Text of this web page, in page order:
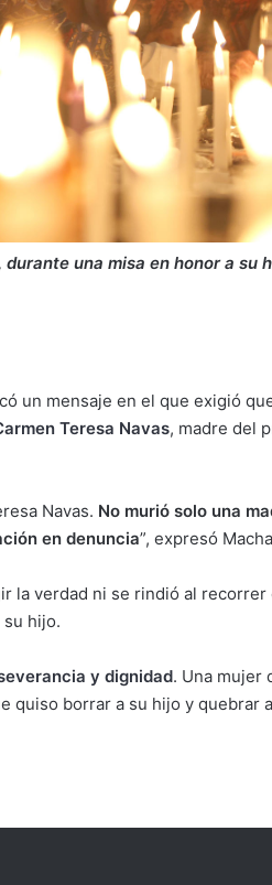
una misa en honor a su
un mensaje en el que exigió
Teresa Navas, madre del
Navas. No murió solo una
en denuncia”, expresó
la verdad ni se rindió al
hijo.
y dignidad. Una mujer
quiso borrar a su hijo y quebrar